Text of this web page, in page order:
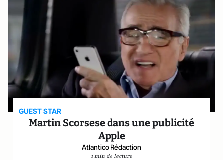
GUEST STAR
Martin Scorsese dans une publicité
Apple
Atlantico Rédaction
1 min de lecture